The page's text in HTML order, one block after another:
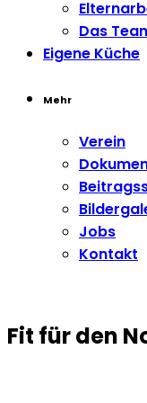
Das
Eigene Küche
Mehr
Verein
Jobs
Kontakt
Fit für den